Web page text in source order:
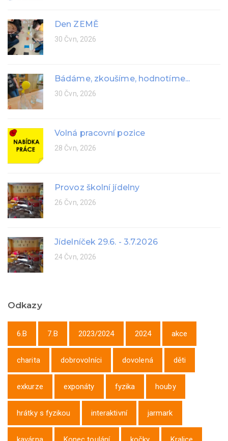
Den ZEMĚ
30 Čvn, 2026
Bádáme, zkoušíme, hodnotíme...
30 Čvn, 2026
Volná pracovní pozice
28 Čvn, 2026
Provoz školní jídelny
26 Čvn, 2026
Jídelníček 29.6. - 3.7.2026
24 Čvn, 2026
Odkazy
6.B 7.B 2023/2024 2024 akce
charita dobrovolníci dovolená děti
exkurze exponáty fyzika houby
hrátky s fyzikou interaktivní jarmark